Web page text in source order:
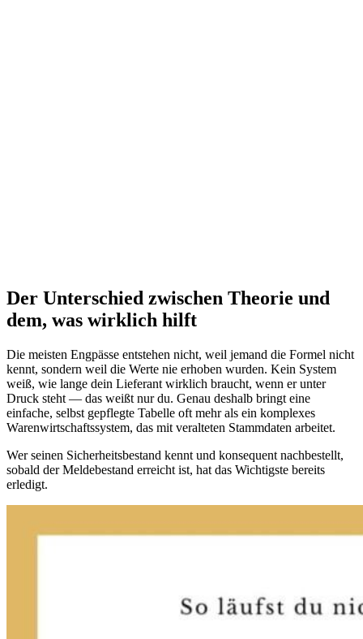
Der Unterschied zwischen Theorie und
dem, was wirklich hilft
Die meisten Engpässe entstehen nicht, weil jemand die Formel nicht
kennt, sondern weil die Werte nie erhoben wurden. Kein System
weiß, wie lange dein Lieferant wirklich braucht, wenn er unter
Druck steht — das weißt nur du. Genau deshalb bringt eine
einfache, selbst gepflegte Tabelle oft mehr als ein komplexes
Warenwirtschaftssystem, das mit veralteten Stammdaten arbeitet.
Wer seinen Sicherheitsbestand kennt und konsequent nachbestellt,
sobald der Meldebestand erreicht ist, hat das Wichtigste bereits
erledigt.